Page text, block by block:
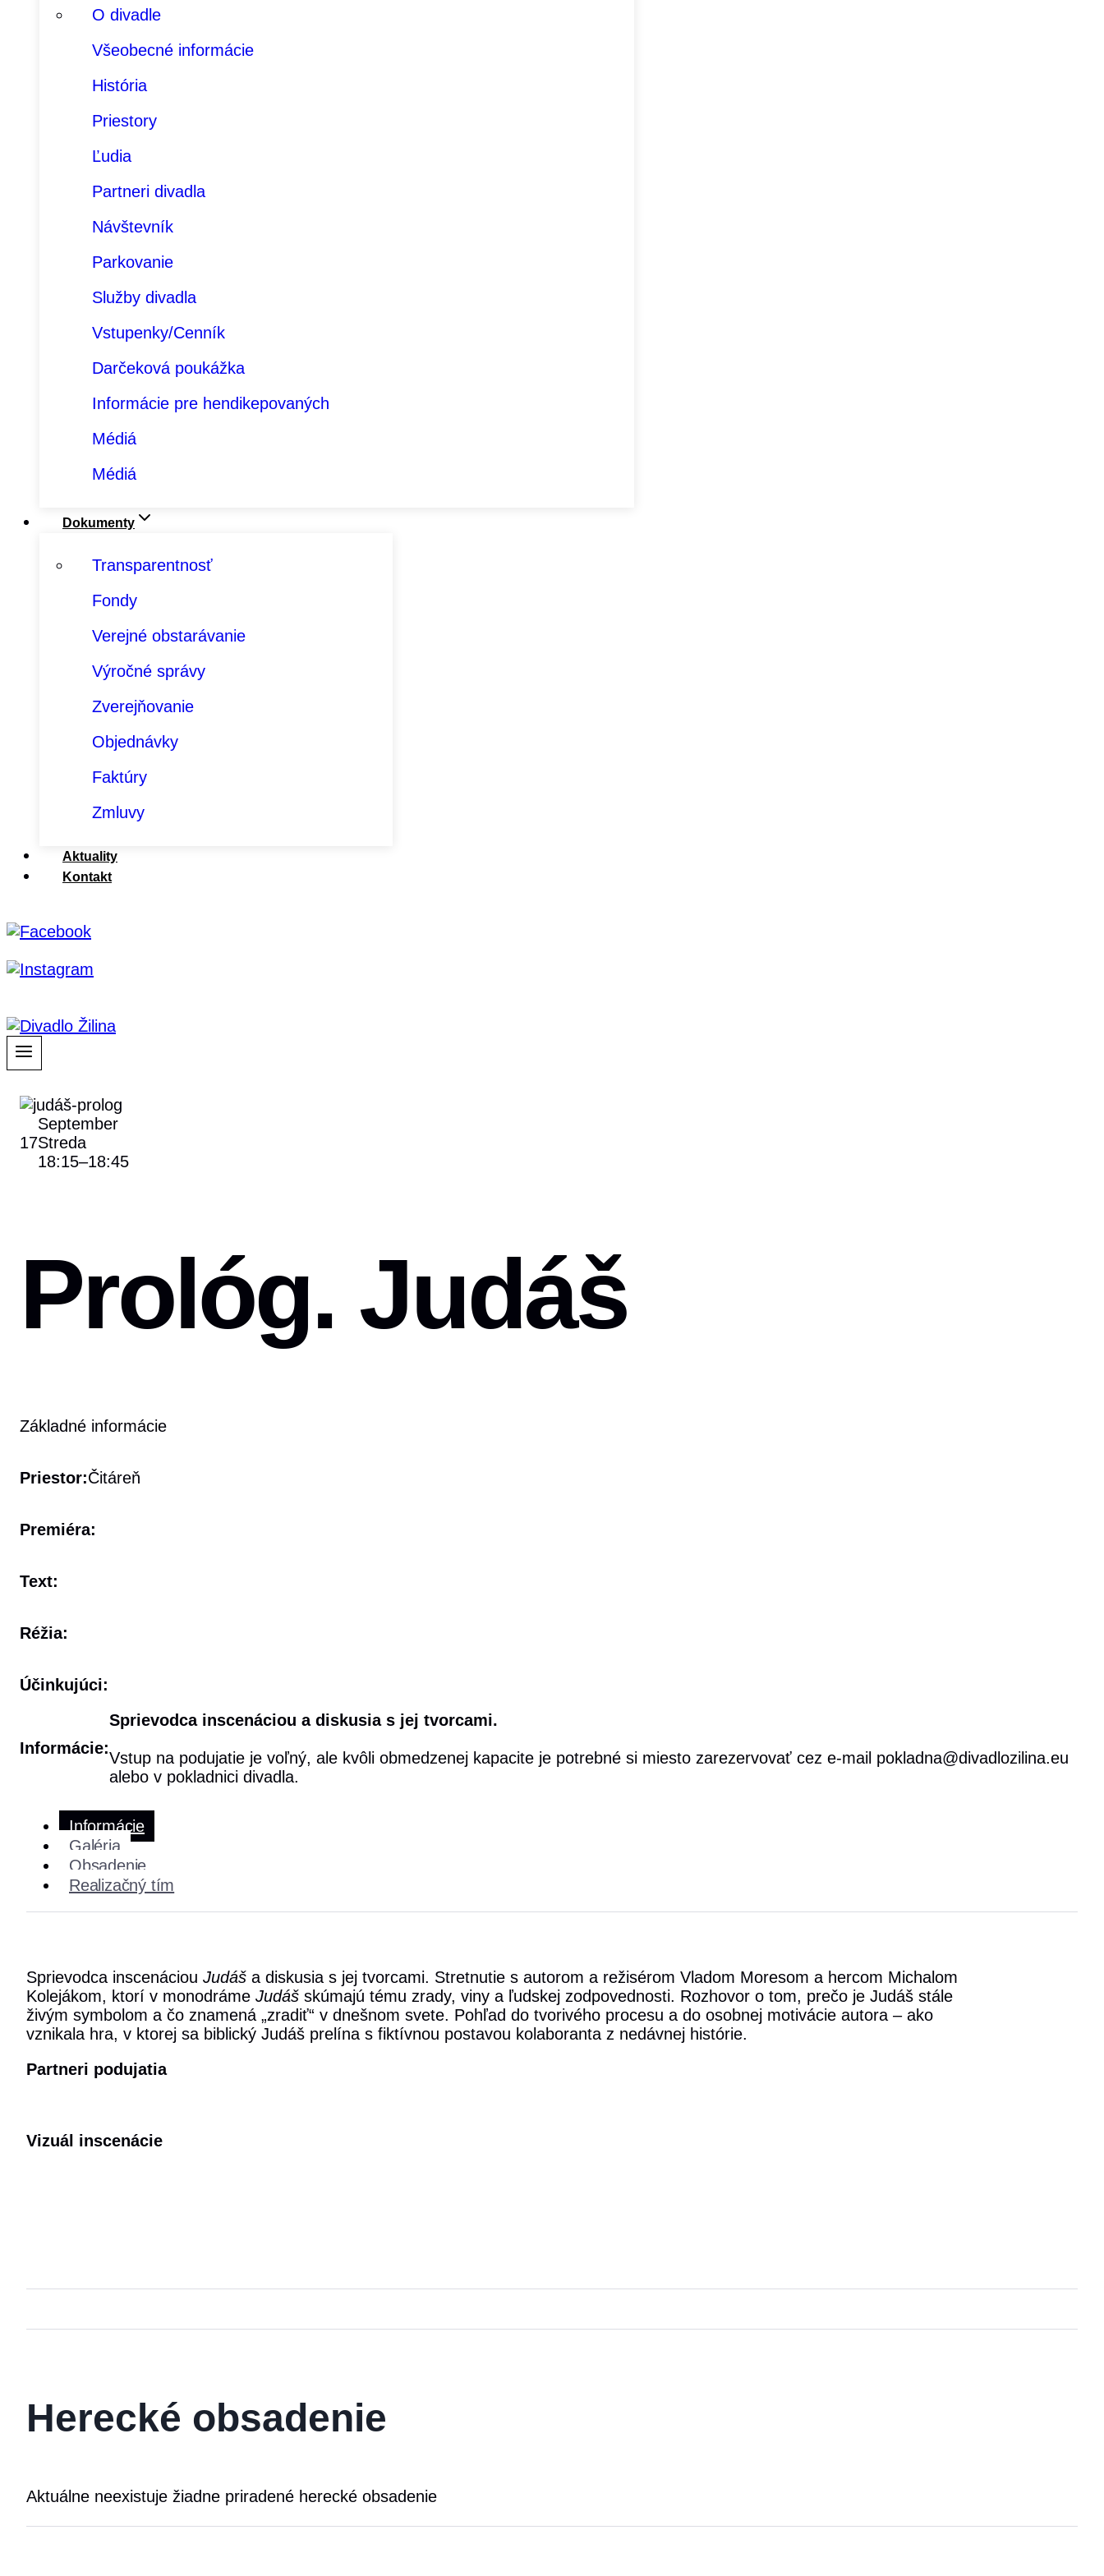
O divadle
Všeobecné informácie
História
Priestory
Ľudia
Partneri divadla
Návštevník
Parkovanie
Služby divadla
Vstupenky/Cenník
Darčeková poukážka
Informácie pre hendikepovaných
Médiá
Médiá
Dokumenty
Transparentnosť
Fondy
Verejné obstarávanie
Výročné správy
Zverejňovanie
Objednávky
Faktúry
Zmluvy
Aktuality
Kontakt
17
September
Streda
18:15–18:45
Prológ. Judáš
Základné informácie
Priestor:Čitáreň
Premiéra:
Text:
Réžia:
Účinkujúci:
Informácie:
Sprievodca inscenáciou a diskusia s jej tvorcami.
Vstup na podujatie je voľný, ale kvôli obmedzenej kapacite je potrebné si miesto zarezervovať cez e-mail pokladna@divadlozilina.eu
alebo v pokladnici divadla.
Informácie
Galéria
Obsadenie
Realizačný tím
Sprievodca inscenáciou Judáš a diskusia s jej tvorcami. Stretnutie s autorom a režisérom Vladom Moresom a hercom Michalom
Kolejákom, ktorí v monodráme Judáš skúmajú tému zrady, viny a ľudskej zodpovednosti. Rozhovor o tom, prečo je Judáš stále
živým symbolom a čo znamená „zradiť“ v dnešnom svete. Pohľad do tvorivého procesu a do osobnej motivácie autora – ako
vznikala hra, v ktorej sa biblický Judáš prelína s fiktívnou postavou kolaboranta z nedávnej histórie.
Partneri podujatia
Vizuál inscenácie
Herecké obsadenie
Aktuálne neexistuje žiadne priradené herecké obsadenie